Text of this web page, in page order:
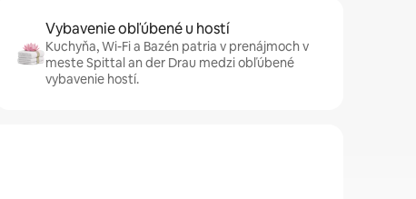
Vybavenie obľúbené u hostí
Kuchyňa, Wi-Fi a Bazén patria v prenájmoch v
meste Spittal an der Drau medzi obľúbené
vybavenie hostí.